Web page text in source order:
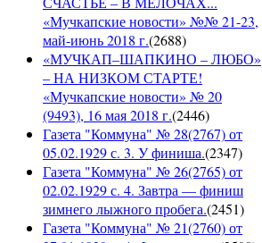
«Мучкапские новости» №№ 21-23,
май-июнь 2018 г.(2688)
«МУЧКАП–ШАПКИНО – ЛЮБО»
– НА НИЗКОМ СТАРТЕ!
«Мучкапские новости» № 20
(9493), 16 мая 2018 г.(2446)
Газета "Коммуна" № 28(2767) от
05.02.1929 с. 3. У финиша.(2347)
Газета "Коммуна" № 26(2765) от
02.02.1929 с. 4. Завтра — финиш
зимнего лыжного пробега.(2451)
Газета "Коммуна" № 21(2760) от